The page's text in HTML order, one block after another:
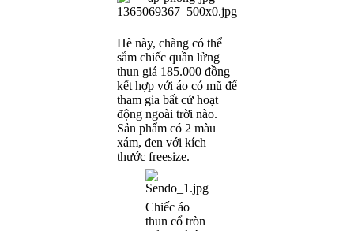
Hè này, chàng có thể
sắm chiếc quần lửng
thun giá 185.000 đồng
kết hợp với áo có mũ để
tham gia bất cứ hoạt
động ngoài trời nào.
Sản phẩm có 2 màu
xám, đen với kích
thước freesize.
Chiếc áo
thun cổ tròn